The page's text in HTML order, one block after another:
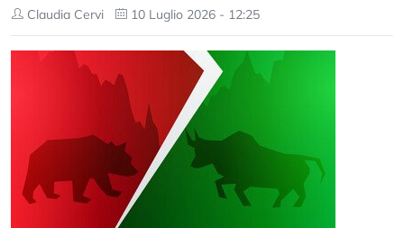
Claudia Cervi 10 Luglio 2026 - 12:25